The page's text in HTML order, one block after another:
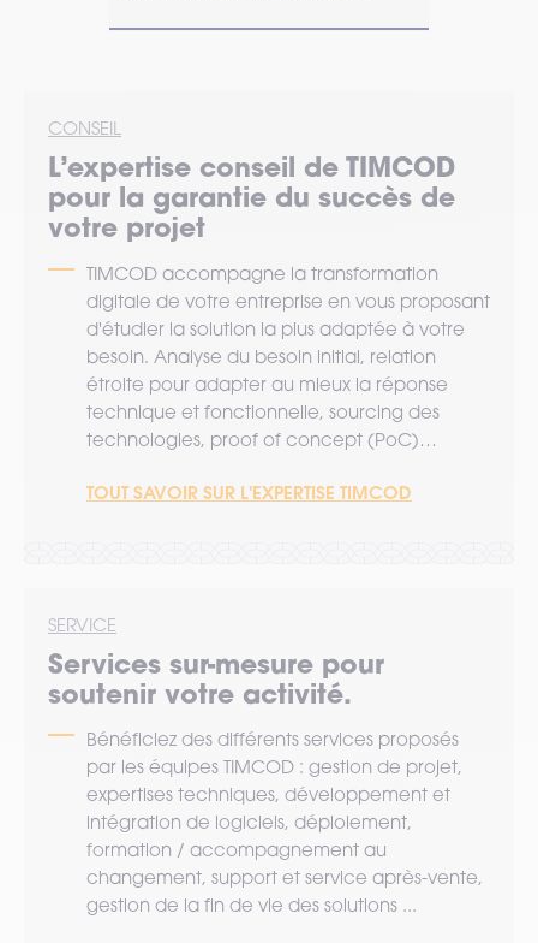
CONSEIL
L’expertise conseil de TIMCOD
pour la garantie du succès de
votre projet
TIMCOD accompagne la transformation
digitale de votre entreprise en vous proposant
d'étudier la solution la plus adaptée à votre
besoin. Analyse du besoin initial, relation
étroite pour adapter au mieux la réponse
technique et fonctionnelle, sourcing des
technologies, proof of concept (PoC)…
TOUT SAVOIR SUR L'EXPERTISE TIMCOD
SERVICE
Services sur-mesure pour
soutenir votre activité.
Bénéficiez des différents services proposés
par les équipes TIMCOD : gestion de projet,
expertises techniques, développement et
intégration de logiciels, déploiement,
formation / accompagnement au
changement, support et service après-vente,
gestion de la fin de vie des solutions ...